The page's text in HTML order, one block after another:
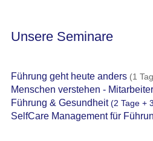
Unsere Seminare
Führung geht heute anders(1
Menschen verstehen -
Führung & Gesundheit(2 Tage +
SelfCare Management für